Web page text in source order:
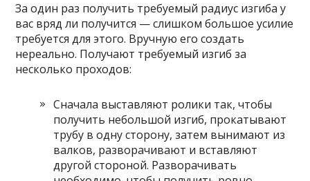
За один раз получить требуемый радиус изгиба у
вас вряд ли получится — слишком большое усилие
требуется для этого. Вручную его создать
нереально. Получают требуемый изгиб за
несколько проходов:
Сначала выставляют ролики так, чтобы
получить небольшой изгиб, прокатывают
трубу в одну сторону, затем вынимают из
валков, разворачивают и вставляют
другой стороной. Разворачивать